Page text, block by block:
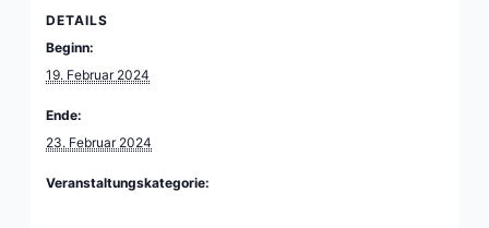
DETAILS
Beginn:
19. Februar 2024
Ende:
23. Februar 2024
Veranstaltungskategorie: